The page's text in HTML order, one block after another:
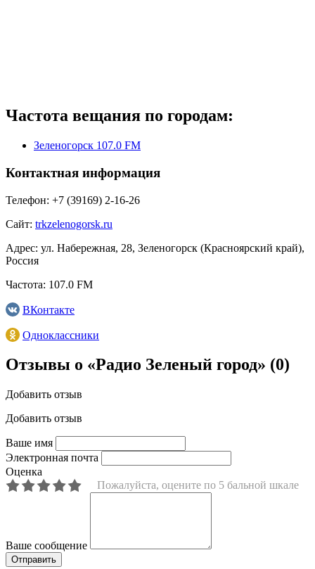
Частота вещания по городам:
Зеленогорск 107.0 FM
Контактная информация
Телефон: +7 (39169) 2-16-26
Сайт: trkzelenogorsk.ru
Адрес: ул. Набережная, 28, Зеленогорск (Красноярский край),
Россия
Частота: 107.0 FM
ВКонтакте
Одноклассники
Отзывы о «Радио Зеленый город» (0)
Добавить отзыв
Добавить отзыв
Ваше имя
Электронная почта
Оценка
Пожалуйста, оцените по 5 бальной шкале
Ваше сообщение